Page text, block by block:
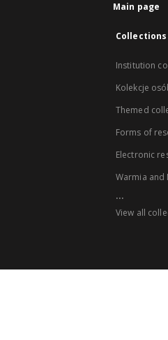
Main page
Collections
Institution
Kolekcje
Themed
Forms of
Electronic
Warmia and
...
View all